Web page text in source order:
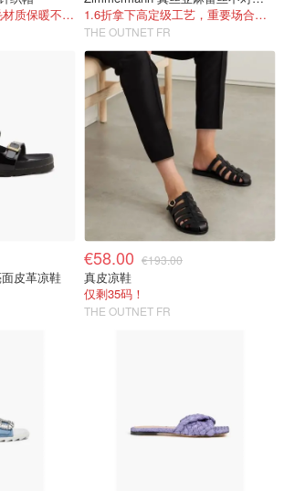
北欧极简风拿捏，羊毛材质保暖不扎头
1.6折拿下高定级工艺，重要场合穿绝对镇场~
THE OUTNET FR
皮革凉鞋
€58.00 €193.00
真皮凉鞋
仅剩35码！
THE OUTNET FR